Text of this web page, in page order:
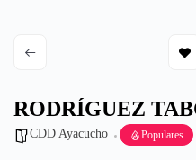
RODRÍGUEZ
CDD Ayacucho Populares